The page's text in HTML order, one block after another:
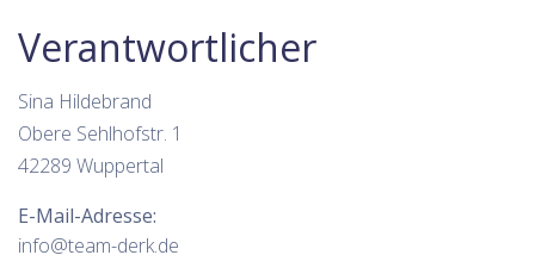
Verantwortlicher
Sina Hildebrand
Obere Sehlhofstr. 1
42289 Wuppertal
E-Mail-Adresse:
info@team-derk.de